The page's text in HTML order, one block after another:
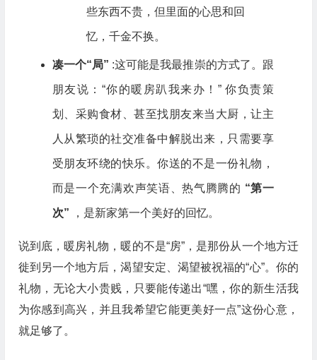
些东西不贵，但里面的心思和回
忆，千金不换。
凑一个“局” :这可能是我最推崇的方式了。跟
朋友说：“你的暖房趴我来办！” 你负责策
划、采购食材、甚至找朋友来当大厨，让主
人从繁琐的社交准备中解脱出来，只需要享
受朋友环绕的快乐。你送的不是一份礼物，
而是一个充满欢声笑语、热气腾腾的 “第一
次” ，是新家第一个美好的回忆。
说到底，暖房礼物，暖的不是“房”，是那份从一个地方迁
徙到另一个地方后，渴望安定、渴望被祝福的“心”。你的
礼物，无论大小贵贱，只要能传递出“嘿，你的新生活我
为你感到高兴，并且我希望它能更美好一点”这份心意，
就足够了。